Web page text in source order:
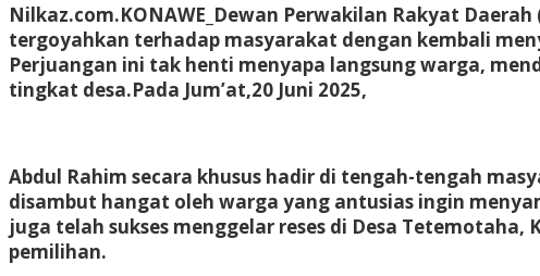
Nilkaz.com.KONAWE_Dewan Perwakilan Rakyat
tergoyahkan terhadap masyarakat dengan kembali
Perjuangan ini tak henti menyapa langsung warga,
tingkat desa.Pada Jum’at,20 Juni 2025,
Abdul Rahim secara khusus hadir di tengah-tengah
disambut hangat oleh warga yang antusias ingin
juga telah sukses menggelar reses di Desa
pemilihan.